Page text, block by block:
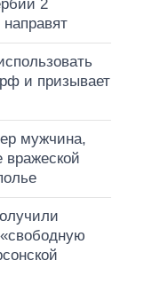
2
и призывает
мужчина,
вражеской